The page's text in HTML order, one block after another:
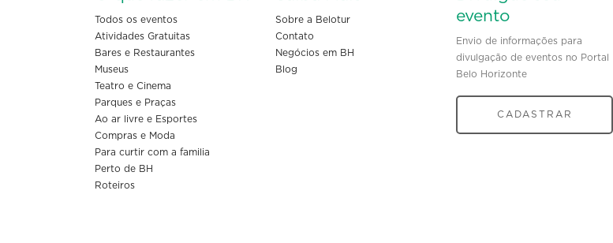
Todos os eventos
Atividades Gratuitas
Bares e Restaurantes
Museus
Teatro e Cinema
Parques e Praças
Ao ar livre e Esportes
Compras e Moda
Para curtir com a familia
Perto de BH
Roteiros
Sobre a Belotur
Contato
Negócios em BH
Blog
evento
Envio de informações para
divulgação de eventos no Portal
Belo Horizonte
CADASTRAR